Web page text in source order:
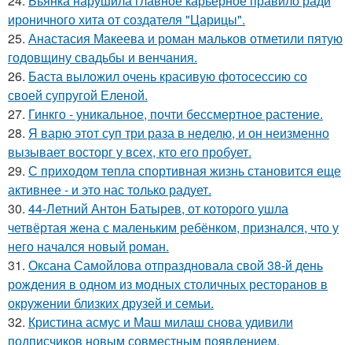
ироничного хита от создателя "Царицы".
25. Анастасия Макеева и роман мальков отметили пятую
годовщину свадьбы и венчания.
26. Баста выложил очень красивую фотосессию со
своей супругой Еленой.
27. Гинкго - уникальное, почти бессмертное растение.
28. Я варю этот суп три раза в неделю, и он неизменно
вызывает восторг у всех, кто его пробует.
29. С приходом тепла спортивная жизнь становится еще
активнее - и это нас только радует.
30. 44-Летний Антон Батырев, от которого ушла
четвёртая жена с маленьким ребёнком, признался, что у
него начался новый роман.
31. Оксана Самойлова отпраздновала свой 38-й день
рождения в одном из модных столичных ресторанов в
окружении близких друзей и семьи.
32. Кристина асмус и Маш милаш снова удивили
подписчиков новым совместным появлением.